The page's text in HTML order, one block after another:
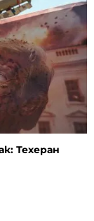
Техеран